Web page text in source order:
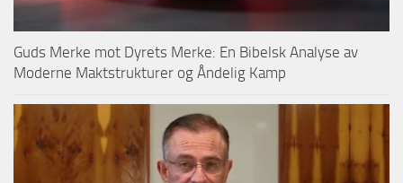
Guds Merke mot Dyrets Merke: En Bibelsk Analyse av
Moderne Maktstrukturer og Åndelig Kamp